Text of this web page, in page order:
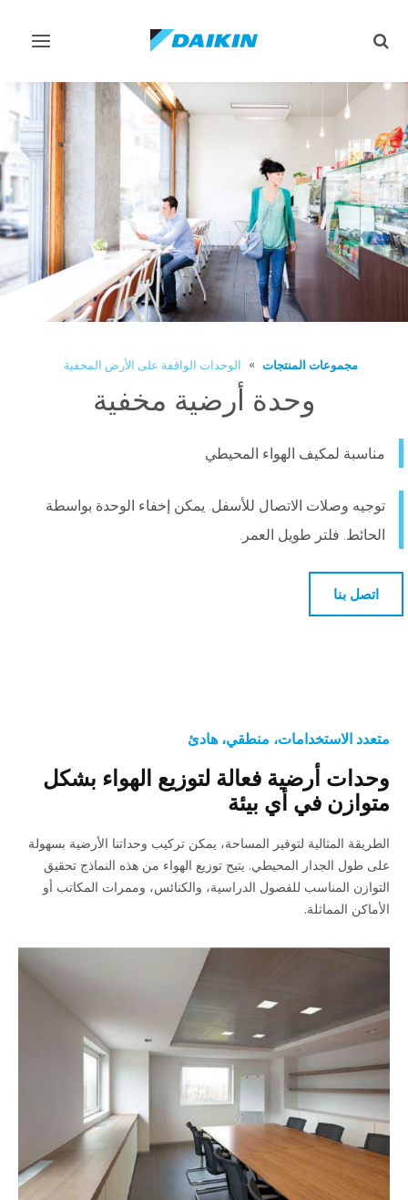
تبديل
تبديل
مجموعات المنتجات الوحدات الواقفة على الأرض المخفية
وحدة أرضية مخفية
مناسبة لمكيف الهواء المحيطي
توجيه وصلات الاتصال للأسفل. يمكن إخفاء الوحدة بواسطة
الحائط. فلتر طويل العمر.
اتصل بنا
متعدد الاستخدامات، منطقي، هادئ
وحدات أرضية فعالة لتوزيع الهواء بشكل
متوازن في أي بيئة
الطريقة المثالية لتوفير المساحة، يمكن تركيب وحداتنا الأرضية بسهولة
على طول الجدار المحيطي. يتيح توزيع الهواء من هذه النماذج تحقيق
التوازن المناسب للفصول الدراسية، والكنائس، وممرات المكاتب أو
الأماكن المماثلة.